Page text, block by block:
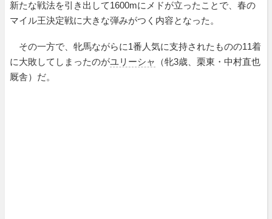
新たな戦法を引き出して1600mにメドが立ったことで、春の
マイル王決定戦に大きな弾みがつく内容となった。
その一方で、牝馬ながらに1番人気に支持されたものの11着
に大敗してしまったのがユリーシャ
（牝3歳、栗東・中村直也
厩舎）だ。